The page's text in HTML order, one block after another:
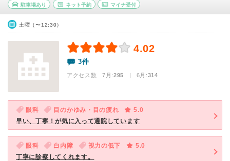
駐車場あり ネット予約 マイナ受付
土曜（〜12:30）
4.02
3件
アクセス数 7月:295 | 6月:314
眼科 目のかゆみ・目の疲れ
5.0
早い、丁寧！が気に入って通院しています
眼科 白内障 視力の低下
5.0
丁寧に診察してくれます。